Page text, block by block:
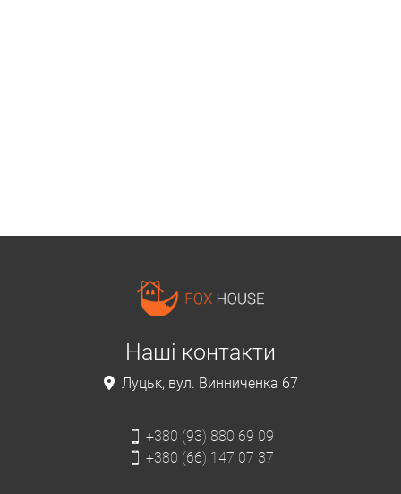
Наші контакти
Луцьк, вул. Винниченка 67
+380 (93) 880 69 09
+380 (66) 147 07 37